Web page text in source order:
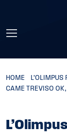
HOME
CAME TREVISO